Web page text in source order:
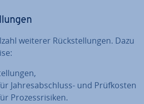
weiterer Rück­stel­lun­gen. Dazu
Jah­res­ab­schluss- und Prüf­kos­ten
Pro­zess­ri­si­ken.